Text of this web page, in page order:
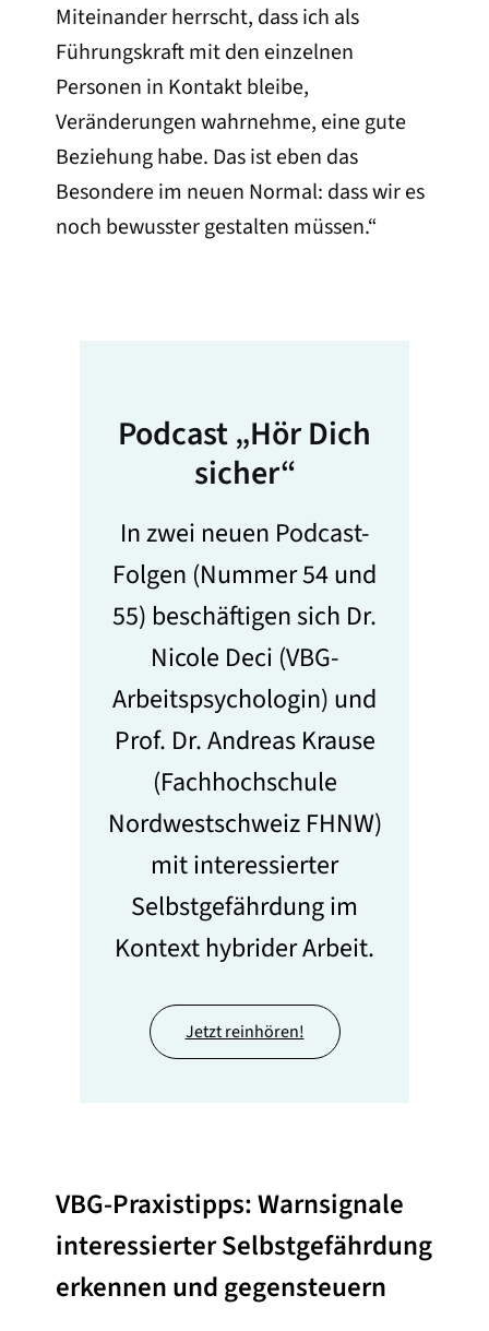
Miteinander herrscht, dass ich als
Führungskraft mit den einzelnen
Personen in Kontakt bleibe,
Veränderungen wahrnehme, eine gute
Beziehung habe. Das ist eben das
Besondere im neuen Normal: dass wir es
noch bewusster gestalten müssen.“
Podcast „Hör Dich
sicher“
In zwei neuen Podcast-
Folgen (Nummer 54 und
55) beschäftigen sich Dr.
Nicole Deci (VBG-
Arbeitspsychologin) und
Prof. Dr. Andreas Krause
(Fachhochschule
Nordwestschweiz FHNW)
mit interessierter
Selbstgefährdung im
Kontext hybrider Arbeit.
Jetzt reinhören!
VBG-Praxistipps: Warnsignale
interessierter Selbstgefährdung
erkennen und gegensteuern